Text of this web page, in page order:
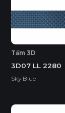
Tấm 3D
3D07 LL 2280
Sky Blue